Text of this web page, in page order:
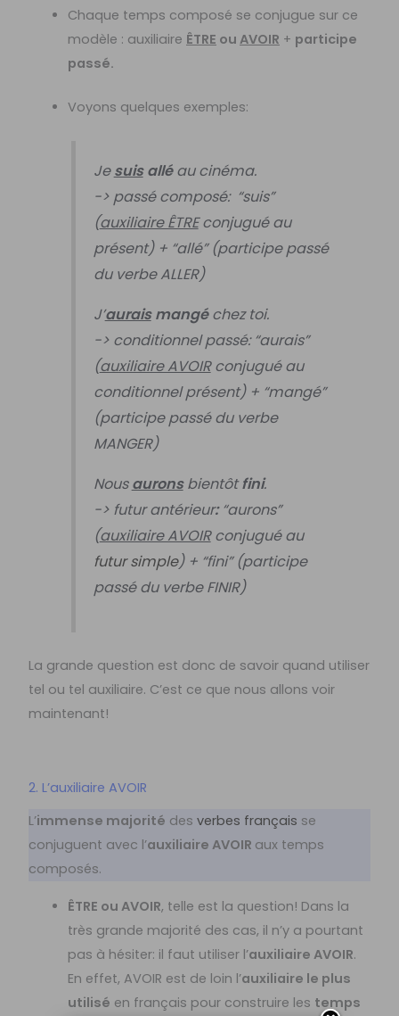
Chaque temps composé se conjugue sur ce
modèle : auxiliaire ÊTRE ou AVOIR + participe
passé.
Voyons quelques exemples:
Jesuisalléau cinéma.
-> passé composé: “suis”
(auxiliaire ÊTREconjugué au
présent) + “allé” (participe passé
du verbe ALLER)
J’auraismangéchez toi.
-> conditionnel passé: “aurais”
(auxiliaire AVOIRconjugué au
conditionnel présent) + “mangé”
(participe passé du verbe
MANGER)
Nousauronsbientôtfini.
-> futur antérieur:“aurons”
(auxiliaire AVOIRconjugué au
futur simple) + “fini” (participe
passé du verbe FINIR)
La grande question est donc de savoir quand utiliser
tel ou tel auxiliaire. C’est ce que nous allons voir
maintenant!
2. L’auxiliaire AVOIR
L’immense majorité desverbes français se
conjuguent avec l’auxiliaire AVOIR aux temps
composés.
ÊTRE ou AVOIR, telle est la question! Dans la
très grande majorité des cas, il n’y a pourtant
pas à hésiter: il faut utiliser l’auxiliaire AVOIR.
En effet, AVOIR est de loin l’auxiliaire le plus
utilisé en français pour construire les temps